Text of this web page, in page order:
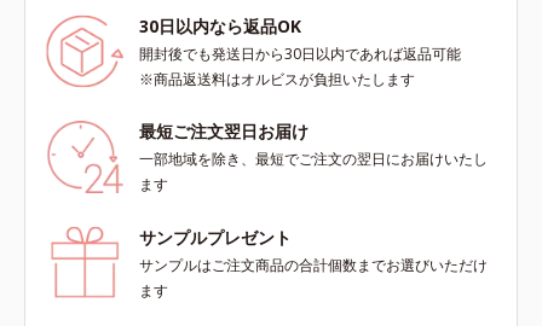
30日以内なら返品OK
開封後でも発送日から30日以内であれば返品可能
※商品返送料はオルビスが負担いたします
最短ご注文翌日お届け
一部地域を除き、最短でご注文の翌日にお届けいたし
ます
サンプルプレゼント
サンプルはご注文商品の合計個数までお選びいただけ
ます